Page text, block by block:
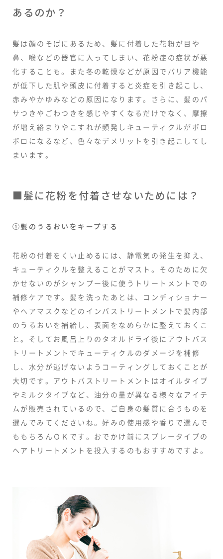
あるのか？
髪は顔のそばにあるため、髪に付着した花粉が目や
鼻、喉などの器官に入ってしまい、花粉症の症状が悪
化することも。また冬の乾燥などが原因でバリア機能
が低下した肌や頭皮に付着すると炎症を引き起こし、
赤みやかゆみなどの原因になります。さらに、髪のパ
サつきやごわつきを感じやすくなるだけでなく、摩擦
が増え絡まりやこすれが頻発しキューティクルがボロ
ボロになるなど、色々なデメリットを引き起こしてし
まいます。
■髪に花粉を付着させないためには？
①髪のうるおいをキープする
花粉の付着をくい止めるには、静電気の発生を抑え、
キューティクルを整えることがマスト。そのために欠
かせないのがシャンプー後に使うトリートメントでの
補修ケアです。髪を洗ったあとは、コンディショナー
やヘアマスクなどのインバストリートメントで髪内部
のうるおいを補給し、表面をなめらかに整えておくこ
と。そしてお風呂上りのタオルドライ後にアウトバス
トリートメントでキューティクルのダメージを補修
し、水分が逃げないようコーティングしておくことが
大切です。アウトバストリートメントはオイルタイプ
やミルクタイプなど、油分の量が異なる様々なアイテ
ムが販売されているので、ご自身の髪質に合うものを
選んでみてくださいね。好みの使用感や香りで選んで
ももちろんＯＫです。おでかけ前にスプレータイプの
ヘアトリートメントを投入するのもおすすめですよ。